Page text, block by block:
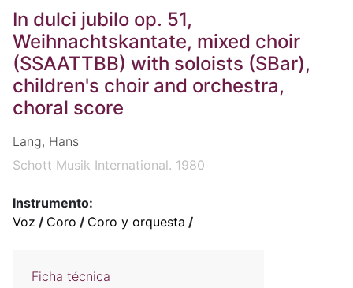
In dulci jubilo op. 51,
Weihnachtskantate, mixed choir
(SSAATTBB) with soloists (SBar),
children's choir and orchestra,
choral score
Lang, Hans
Schott Musik International. 1980
Instrumento:
Voz / Coro / Coro y orquesta /
Ficha técnica